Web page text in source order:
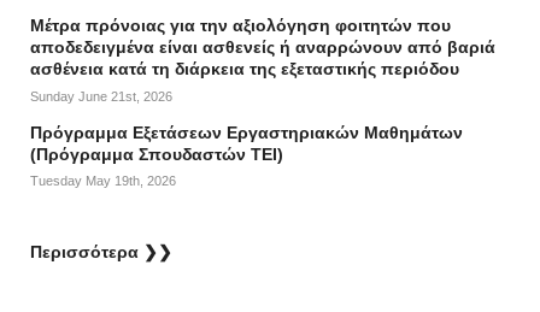
Mέτρα πρόνοιας για την αξιολόγηση φοιτητών που
αποδεδειγμένα είναι ασθενείς ή αναρρώνουν από βαριά
ασθένεια κατά τη διάρκεια της εξεταστικής περιόδου
Sunday June 21st, 2026
Πρόγραμμα Εξετάσεων Εργαστηριακών Μαθημάτων
(Πρόγραμμα Σπουδαστών ΤΕΙ)
Tuesday May 19th, 2026
Περισσότερα ❯❯